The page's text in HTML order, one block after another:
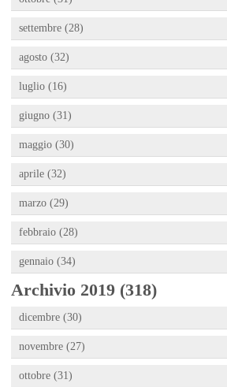
settembre (28)
agosto (32)
luglio (16)
giugno (31)
maggio (30)
aprile (32)
marzo (29)
febbraio (28)
gennaio (34)
Archivio 2019 (318)
dicembre (30)
novembre (27)
ottobre (31)